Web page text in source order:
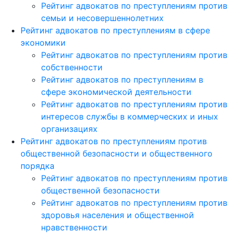
Рейтинг адвокатов по преступлениям против
семьи и несовершеннолетних
Рейтинг адвокатов по преступлениям в сфере
экономики
Рейтинг адвокатов по преступлениям против
собственности
Рейтинг адвокатов по преступлениям в
сфере экономической деятельности
Рейтинг адвокатов по преступлениям против
интересов службы в коммерческих и иных
организациях
Рейтинг адвокатов по преступлениям против
общественной безопасности и общественного
порядка
Рейтинг адвокатов по преступлениям против
общественной безопасности
Рейтинг адвокатов по преступлениям против
здоровья населения и общественной
нравственности